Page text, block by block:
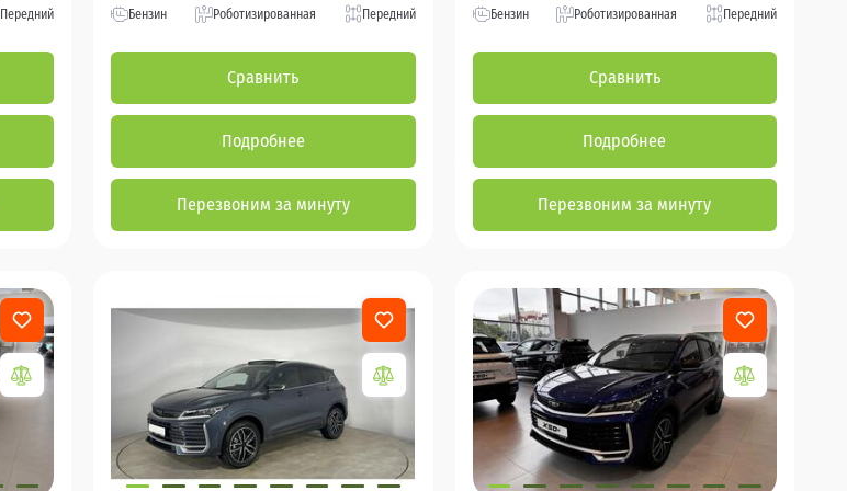
Передний Бензин Роботизированная Передний
Сравнить
Подробнее
Перезвоним за минуту
Бензин Роботизированная Передний
Сравнить
Подробнее
Перезвоним за минуту